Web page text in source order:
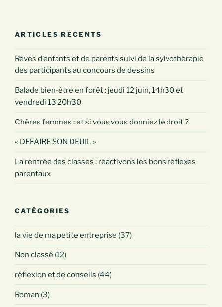
ARTICLES RÉCENTS
Rêves d’enfants et de parents suivi de la sylvothérapie
des participants au concours de dessins
Balade bien-être en forêt : jeudi 12 juin, 14h30 et
vendredi 13 20h30
Chères femmes : et si vous vous donniez le droit ?
« DEFAIRE SON DEUIL »
La rentrée des classes : réactivons les bons réflexes
parentaux
CATÉGORIES
la vie de ma petite entreprise (37)
Non classé (12)
réflexion et de conseils (44)
Roman (3)